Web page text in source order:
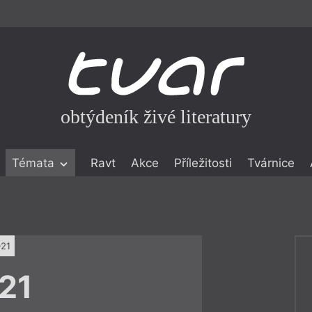
obtýdeník živé literatury
Témata Ravt Akce Příležitosti Tvárnice